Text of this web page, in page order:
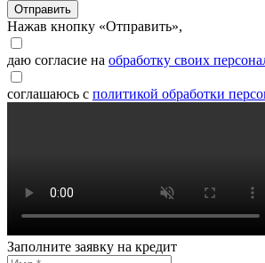
Отправить
Нажав кнопку «Отправить»,
даю согласие на обработку своих
соглашаюсь с политикой обработки
Заполните заявку на кредит